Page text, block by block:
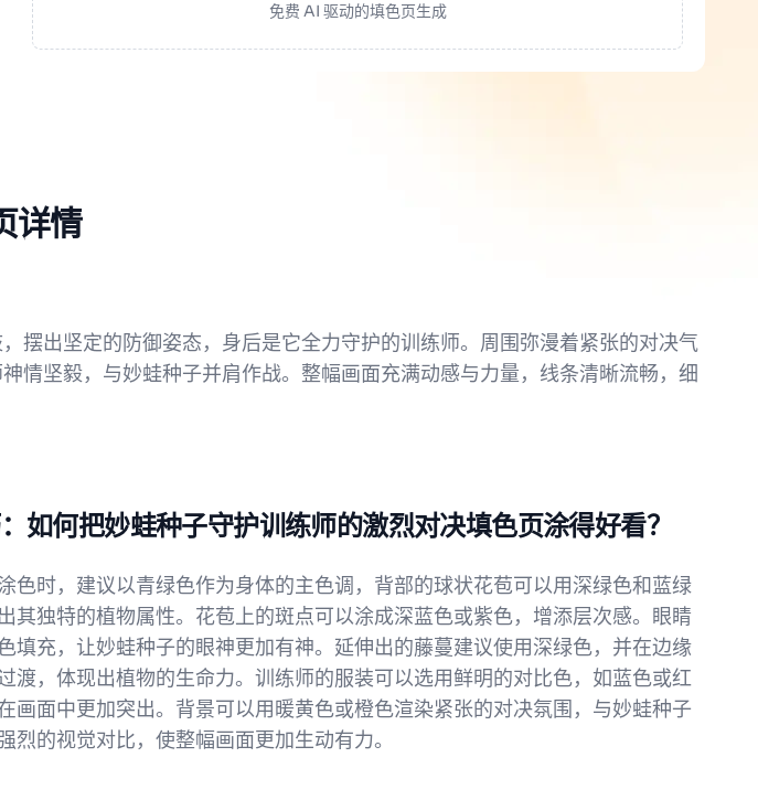
免费 AI 驱动的填色页生成
详情
摆出坚定的防御姿态，身后是它全力守护的训练师。周围弥漫着紧张的对决气
情坚毅，与妙蛙种子并肩作战。整幅画面充满动感与力量，线条清晰流畅，细
如何把妙蛙种子守护训练师的激烈对决填色页涂得好看？
色时，建议以青绿色作为身体的主色调，背部的球状花苞可以用深绿色和蓝绿
其独特的植物属性。花苞上的斑点可以涂成深蓝色或紫色，增添层次感。眼睛
填充，让妙蛙种子的眼神更加有神。延伸出的藤蔓建议使用深绿色，并在边缘
渡，体现出植物的生命力。训练师的服装可以选用鲜明的对比色，如蓝色或红
画面中更加突出。背景可以用暖黄色或橙色渲染紧张的对决氛围，与妙蛙种子
烈的视觉对比，使整幅画面更加生动有力。